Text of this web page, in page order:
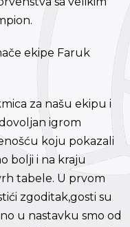
ekipe Faruk
za našu ekipu i
igrom
koju pokazali
bolji i na kraju
tabele. U prvom
zgoditak,gosti su
u nastavku smo od